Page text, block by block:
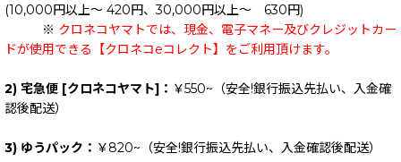
(10,000円以上～ 420円、30,000円以上～ 630円)
※ クロネコヤマトでは、現金、電子マネー及びクレジットカー
ドが使用できる【クロネコeコレクト】をご利用頂けます。
2) 宅急便 [クロネコヤマト]： ￥550~（安全!銀行振込先払い、入金確
認後配送）
3) ゆうパック： ￥820~（安全!銀行振込先払い、入金確認後配送）